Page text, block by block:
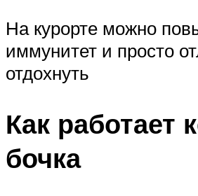
На курорте можно
иммунитет и просто
отдохнуть
Как работает
бочка